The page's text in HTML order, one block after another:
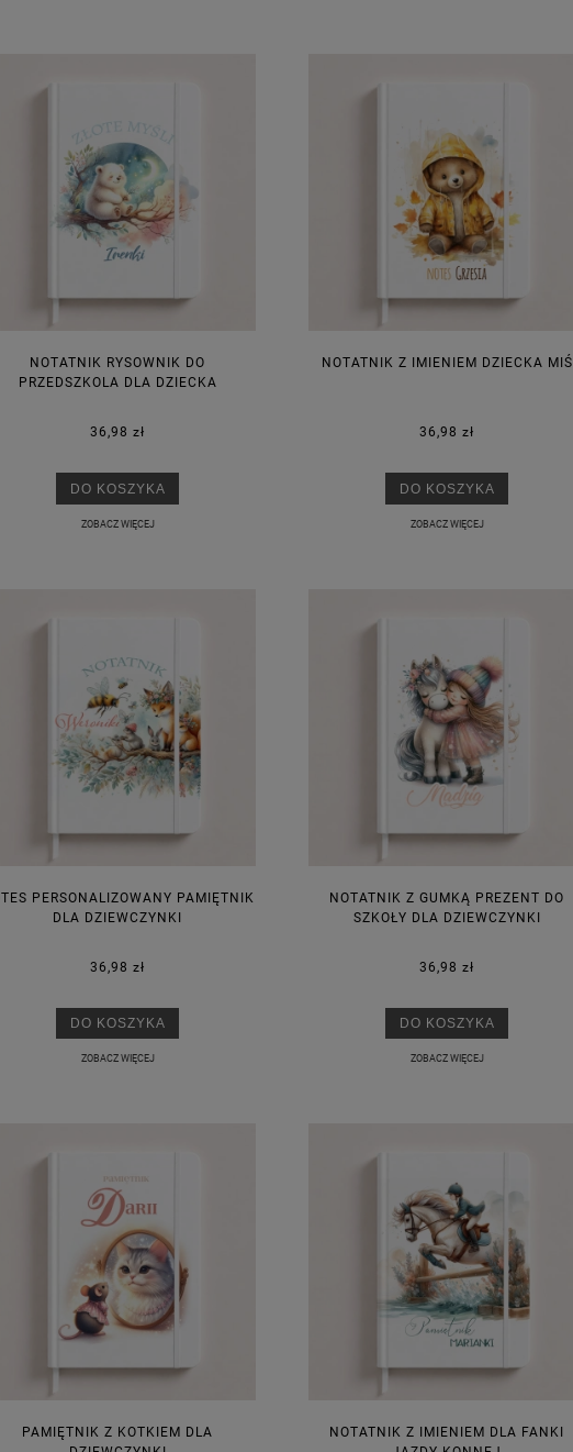
NOTATNIK RYSOWNIK DO
PRZEDSZKOLA DLA DZIECKA
36,98 zł
DO KOSZYKA
ZOBACZ WIĘCEJ
NOTATNIK Z IMIENIEM DZIECKA MIŚ
36,98 zł
DO KOSZYKA
ZOBACZ WIĘCEJ
PERSONALIZOWANY PAMIĘTNIK
DLA DZIEWCZYNKI
36,98 zł
DO KOSZYKA
ZOBACZ WIĘCEJ
NOTATNIK Z GUMKĄ PREZENT DO
SZKOŁY DLA DZIEWCZYNKI
36,98 zł
DO KOSZYKA
ZOBACZ WIĘCEJ
PAMIĘTNIK Z KOTKIEM DLA
NOTATNIK Z IMIENIEM DLA FANKI